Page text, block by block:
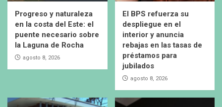
Progreso y naturaleza
en la costa del Este: el
puente necesario sobre
la Laguna de Rocha
agosto 8, 2026
El BPS refuerza su
despliegue en el
interior y anuncia
rebajas en las tasas de
préstamos para
jubilados
agosto 8, 2026